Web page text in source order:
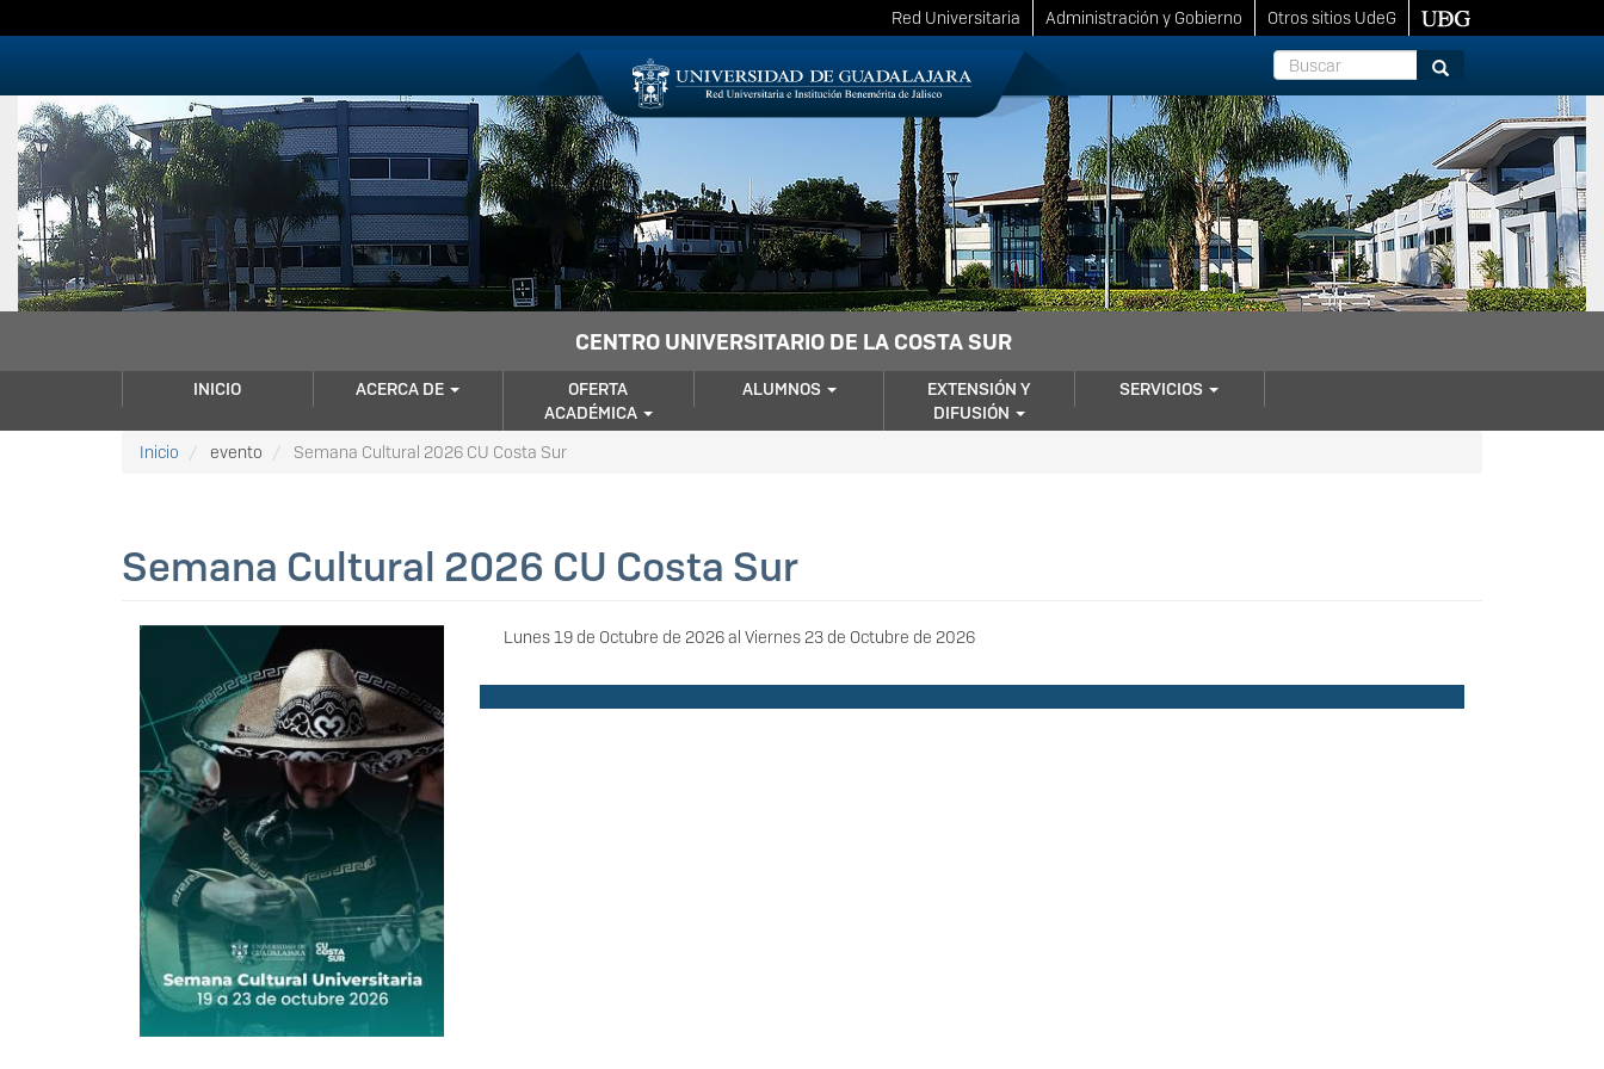
al
Red Universitaria Administración y Gobierno
Otros sitios UdeG
Buscar
Buscar
CENTRO UNIVERSITARIO DE LA COSTA SUR
NAVEGACIÓN
INICIO ACERCA DE
OFERTA
ACADÉMICA
ALUMNOS
EXTENSIÓN Y
DIFUSIÓN
SERVICIOS
Inicio evento Semana Cultural 2026 CU Costa Sur
Semana Cultural 2026 CU Costa Sur
Lunes 19 de Octubre de 2026al Viernes 23 de Octubre de 2026